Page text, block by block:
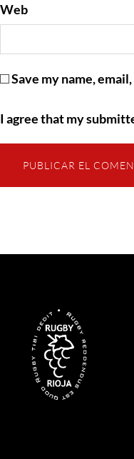
Web
Save my name,
I agree that my